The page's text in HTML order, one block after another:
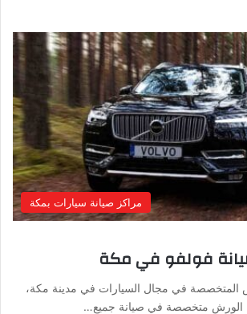
مراكز صيانة سيارات بمكة
فولفو في مكة
المتخصصة في مجال السيارات في مدينة مكة،
الورش متخصصة في صيانة جميع…